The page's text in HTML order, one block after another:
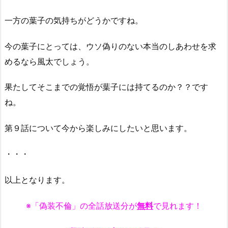
一方の葉子の気持ちがどうかですね。
今の葉子にとっては、ウソ偽りのない本当のしあわせを求
めるなら風太でしょう。
果たしてそこまでの覚悟が葉子には持てるのか？？です
ね。
第９話について今から楽しみにしたいと思います。
・・・
以上となります。
※「偽装不倫」の全話放送分が無料で見れます！